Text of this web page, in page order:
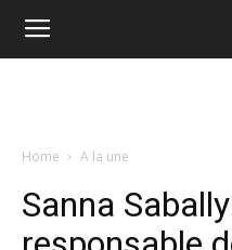
Home A la une
Sanna